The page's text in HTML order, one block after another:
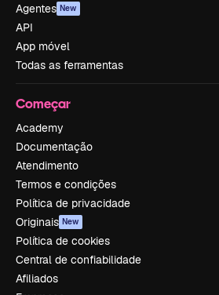
Agentes New
API
App móvel
Todas as ferramentas
Começar
Academy
Documentação
Atendimento
Termos e condições
Política de privacidade
Originais New
Política de cookies
Central de confiabilidade
Afiliados